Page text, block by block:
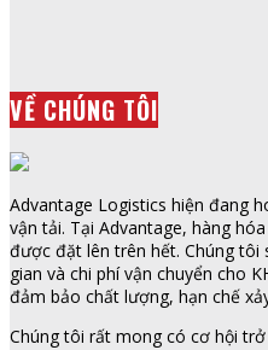
VỀ CHÚNG TÔI
Advantage Logistics hiện đang
vận tải. Tại Advantage, hàng
được đặt lên trên hết. Chúng
gian và chi phí vận chuyển cho
đảm bảo chất lượng, hạn chế
Chúng tôi rất mong có cơ hội